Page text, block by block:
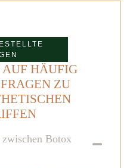
HÄUFIG
ZU
Botox